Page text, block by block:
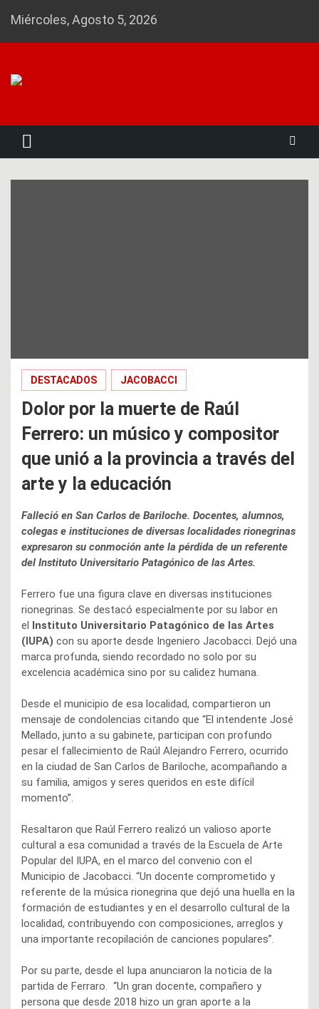
Miércoles, Agosto 5, 2026
DESTACADOS JACOBACCI
Dolor por la muerte de Raúl
Ferrero: un músico y compositor
que unió a la provincia a través del
arte y la educación
Falleció en San Carlos de Bariloche. Docentes, alumnos,
colegas e instituciones de diversas localidades rionegrinas
expresaron su conmoción ante la pérdida de un referente
del Instituto Universitario Patagónico de las Artes.
Ferrero fue una figura clave en diversas instituciones
rionegrinas. Se destacó especialmente por su labor en
el Instituto Universitario Patagónico de las Artes
(IUPA) con su aporte desde Ingeniero Jacobacci. Dejó una
marca profunda, siendo recordado no solo por su
excelencia académica sino por su calidez humana.
Desde el municipio de esa localidad, compartieron un
mensaje de condolencias citando que “El intendente José
Mellado, junto a su gabinete, participan con profundo
pesar el fallecimiento de Raúl Alejandro Ferrero, ocurrido
en la ciudad de San Carlos de Bariloche, acompañando a
su familia, amigos y seres queridos en este difícil
momento”.
Resaltaron que Raúl Ferrero realizó un valioso aporte
cultural a esa comunidad a través de la Escuela de Arte
Popular del IUPA, en el marco del convenio con el
Municipio de Jacobacci. “Un docente comprometido y
referente de la música rionegrina que dejó una huella en la
formación de estudiantes y en el desarrollo cultural de la
localidad, contribuyendo con composiciones, arreglos y
una importante recopilación de canciones populares”.
Por su parte, desde el Iupa anunciaron la noticia de la
partida de Ferraro. “Un gran docente, compañero y
persona que desde 2018 hizo un gran aporte a la